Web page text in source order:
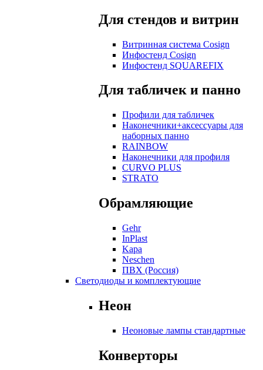
Для стендов и витрин
Витринная система Cosign
Инфостенд Cosign
Инфостенд SQUAREFIX
Для табличек и панно
Профили для табличек
Наконечники+аксессуары для
наборных панно
RAINBOW
Наконечники для профиля
CURVO PLUS
STRATO
Обрамляющие
Gehr
InPlast
Kapa
Neschen
ПВХ (Россия)
Светодиоды и комплектующие
Неон
Неоновые лампы стандартные
Конверторы